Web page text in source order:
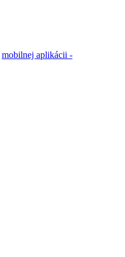
mobilnej aplikácii -